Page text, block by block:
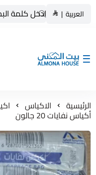
العربية |
بيت المنى ALMONA HOUSE
الرئيسية الاكياس
أكياس نفايات 20 جالون